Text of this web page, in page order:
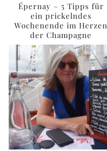
Épernay – 5 Tipps für
ein prickelndes
Wochenende im Herzen
der Champagne